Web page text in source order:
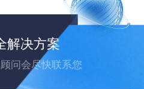
解决方案
问会尽快联系您